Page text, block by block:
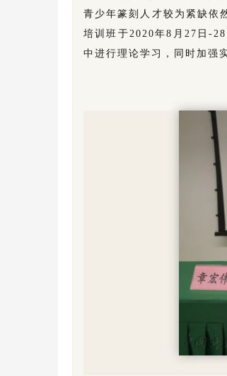
青少年篆刻人才较为紧缺依
培训班于2020年8月27日-
中进行理论学习，同时加强